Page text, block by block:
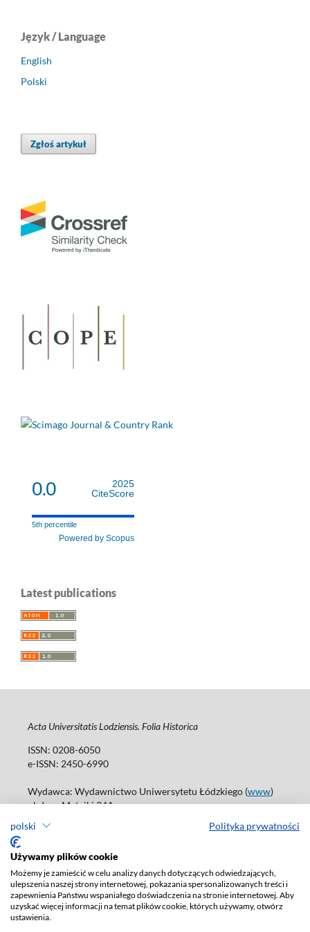
polski Polityka prywatności
Używamy plików cookie
Możemy je zamieścić w celu analizy danych dotyczących odwiedzających,
ulepszenia naszej strony internetowej, pokazania spersonalizowanych treści i
zapewnienia Państwu wspaniałego doświadczenia na stronie internetowej. Aby
uzyskać więcej informacji na temat plików cookie, których używamy, otwórz
ustawienia.
Język / Language
English
Polski
Zgłoś artykuł
0.0
2025
CiteScore
5th percentile
Powered by Scopus
Latest publications
Acta Universitatis Lodziensis. Folia Historica
ISSN: 0208-6050
e-ISSN: 2450-6990
Wydawca: Wydawnictwo Uniwersytetu Łódzkiego (www)
ul. Jana Matejki 34A
Tel.: 42 235 01 65, fax: 42 66 55 86
Deklaracja dostępności